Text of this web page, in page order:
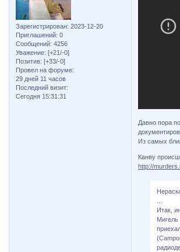
Зарегистрирован: 2023-12-20
Приглашений: 0
Сообщений: 4256
Уважение: [+21/-0]
Позитив: [+33/-0]
Провел на форуме:
29 дней 11 часов
Последний визит:
Сегодня 15:31:31
Давно пора
Из самых
Канву
http://
...
Итак,
Мигель